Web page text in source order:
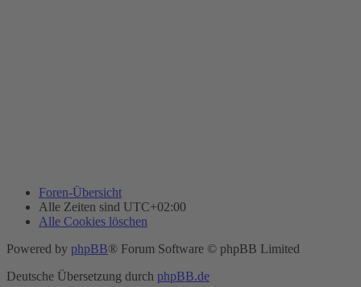
Foren-Übersicht
Alle Zeiten sind UTC+02:00
Alle Cookies löschen
Powered by phpBB® Forum Software © phpBB Limited
Deutsche Übersetzung durch phpBB.de